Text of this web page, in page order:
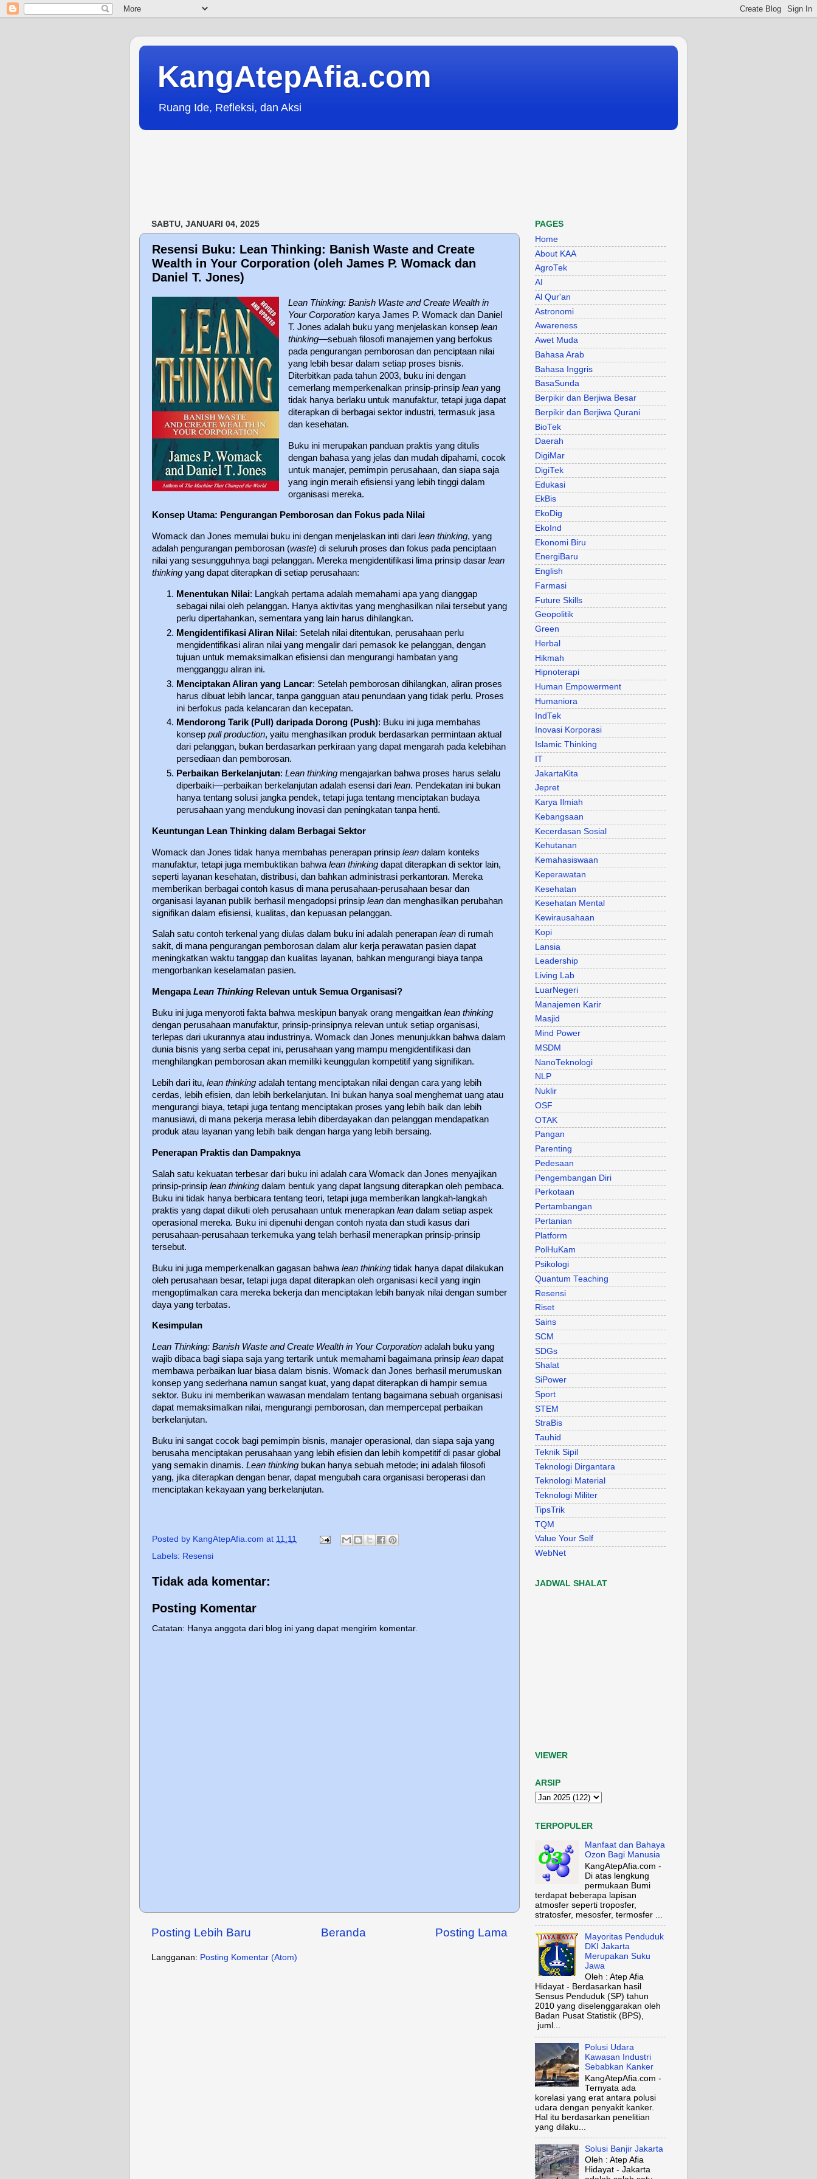
KangAtepAfia.com
Ruang Ide, Refleksi, dan Aksi
SABTU, JANUARI 04, 2025
Resensi Buku: Lean Thinking: Banish Waste and Create
Wealth in Your Corporation (oleh James P. Womack dan
Daniel T. Jones)
Lean Thinking: Banish Waste and Create Wealth in
Your Corporationkarya James P. Womack dan Daniel
T. Jones adalah buku yang menjelaskan konsep lean
thinking—sebuah filosofi manajemen yang berfokus
pada pengurangan pemborosan dan penciptaan nilai
yang lebih besar dalam setiap proses bisnis.
Diterbitkan pada tahun 2003, buku ini dengan
cemerlang memperkenalkan prinsip-prinsip leanyang
tidak hanya berlaku untuk manufaktur, tetapi juga dapat
diterapkan di berbagai sektor industri, termasuk jasa
dan kesehatan.
Buku ini merupakan panduan praktis yang ditulis
dengan bahasa yang jelas dan mudah dipahami, cocok
untuk manajer, pemimpin perusahaan, dan siapa saja
yang ingin meraih efisiensi yang lebih tinggi dalam
organisasi mereka.
Konsep Utama: Pengurangan Pemborosan dan Fokus pada Nilai
Womack dan Jones memulai buku ini dengan menjelaskan inti dari lean thinking, yang
adalah pengurangan pemborosan (waste) di seluruh proses dan fokus pada penciptaan
nilai yang sesungguhnya bagi pelanggan. Mereka mengidentifikasi lima prinsip dasar lean
thinking yang dapat diterapkan di setiap perusahaan:
Menentukan Nilai: Langkah pertama adalah memahami apa yang dianggap
sebagai nilai oleh pelanggan. Hanya aktivitas yang menghasilkan nilai tersebut yang
perlu dipertahankan, sementara yang lain harus dihilangkan.
Mengidentifikasi Aliran Nilai: Setelah nilai ditentukan, perusahaan perlu
mengidentifikasi aliran nilai yang mengalir dari pemasok ke pelanggan, dengan
tujuan untuk memaksimalkan efisiensi dan mengurangi hambatan yang
mengganggu aliran ini.
Menciptakan Aliran yang Lancar: Setelah pemborosan dihilangkan, aliran proses
harus dibuat lebih lancar, tanpa gangguan atau penundaan yang tidak perlu. Proses
ini berfokus pada kelancaran dan kecepatan.
Mendorong Tarik (Pull) daripada Dorong (Push): Buku ini juga membahas
konsep pull production, yaitu menghasilkan produk berdasarkan permintaan aktual
dari pelanggan, bukan berdasarkan perkiraan yang dapat mengarah pada kelebihan
persediaan dan pemborosan.
Perbaikan Berkelanjutan: Lean thinking mengajarkan bahwa proses harus selalu
diperbaiki—perbaikan berkelanjutan adalah esensi dari lean. Pendekatan ini bukan
hanya tentang solusi jangka pendek, tetapi juga tentang menciptakan budaya
perusahaan yang mendukung inovasi dan peningkatan tanpa henti.
Keuntungan Lean Thinking dalam Berbagai Sektor
Womack dan Jones tidak hanya membahas penerapan prinsip lean dalam konteks
manufaktur, tetapi juga membuktikan bahwa lean thinking dapat diterapkan di sektor lain,
seperti layanan kesehatan, distribusi, dan bahkan administrasi perkantoran. Mereka
memberikan berbagai contoh kasus di mana perusahaan-perusahaan besar dan
organisasi layanan publik berhasil mengadopsi prinsip lean dan menghasilkan perubahan
signifikan dalam efisiensi, kualitas, dan kepuasan pelanggan.
Salah satu contoh terkenal yang diulas dalam buku ini adalah penerapan lean di rumah
sakit, di mana pengurangan pemborosan dalam alur kerja perawatan pasien dapat
meningkatkan waktu tanggap dan kualitas layanan, bahkan mengurangi biaya tanpa
mengorbankan keselamatan pasien.
MengapaLean Thinking Relevan untuk Semua Organisasi?
Buku ini juga menyoroti fakta bahwa meskipun banyak orang mengaitkan lean thinking
dengan perusahaan manufaktur, prinsip-prinsipnya relevan untuk setiap organisasi,
terlepas dari ukurannya atau industrinya. Womack dan Jones menunjukkan bahwa dalam
dunia bisnis yang serba cepat ini, perusahaan yang mampu mengidentifikasi dan
menghilangkan pemborosan akan memiliki keunggulan kompetitif yang signifikan.
Lebih dari itu, lean thinking adalah tentang menciptakan nilai dengan cara yang lebih
cerdas, lebih efisien, dan lebih berkelanjutan. Ini bukan hanya soal menghemat uang atau
mengurangi biaya, tetapi juga tentang menciptakan proses yang lebih baik dan lebih
manusiawi, di mana pekerja merasa lebih diberdayakan dan pelanggan mendapatkan
produk atau layanan yang lebih baik dengan harga yang lebih bersaing.
Penerapan Praktis dan Dampaknya
Salah satu kekuatan terbesar dari buku ini adalah cara Womack dan Jones menyajikan
prinsip-prinsip lean thinking dalam bentuk yang dapat langsung diterapkan oleh pembaca.
Buku ini tidak hanya berbicara tentang teori, tetapi juga memberikan langkah-langkah
praktis yang dapat diikuti oleh perusahaan untuk menerapkan lean dalam setiap aspek
operasional mereka. Buku ini dipenuhi dengan contoh nyata dan studi kasus dari
perusahaan-perusahaan terkemuka yang telah berhasil menerapkan prinsip-prinsip
tersebut.
Buku ini juga memperkenalkan gagasan bahwa lean thinking tidak hanya dapat dilakukan
oleh perusahaan besar, tetapi juga dapat diterapkan oleh organisasi kecil yang ingin
mengoptimalkan cara mereka bekerja dan menciptakan lebih banyak nilai dengan sumber
daya yang terbatas.
Kesimpulan
Lean Thinking: Banish Waste and Create Wealth in Your Corporation adalah buku yang
wajib dibaca bagi siapa saja yang tertarik untuk memahami bagaimana prinsip lean dapat
membawa perbaikan luar biasa dalam bisnis. Womack dan Jones berhasil merumuskan
konsep yang sederhana namun sangat kuat, yang dapat diterapkan di hampir semua
sektor. Buku ini memberikan wawasan mendalam tentang bagaimana sebuah organisasi
dapat memaksimalkan nilai, mengurangi pemborosan, dan mempercepat perbaikan
berkelanjutan.
Buku ini sangat cocok bagi pemimpin bisnis, manajer operasional, dan siapa saja yang
berusaha menciptakan perusahaan yang lebih efisien dan lebih kompetitif di pasar global
yang semakin dinamis. Lean thinking bukan hanya sebuah metode; ini adalah filosofi
yang, jika diterapkan dengan benar, dapat mengubah cara organisasi beroperasi dan
menciptakan kekayaan yang berkelanjutan.
Posted by KangAtepAfia.com at 11:11
Labels: Resensi
Tidak ada komentar:
Posting Komentar
Catatan: Hanya anggota dari blog ini yang dapat mengirim komentar.
Posting Lebih Baru Posting Lama
Beranda
Langganan: Posting Komentar (Atom)
PAGES
Home
About KAA
AgroTek
AI
Al Qur'an
Astronomi
Awareness
Awet Muda
Bahasa Arab
Bahasa Inggris
BasaSunda
Berpikir dan Berjiwa Besar
Berpikir dan Berjiwa Qurani
BioTek
Daerah
DigiMar
DigiTek
Edukasi
EkBis
EkoDig
EkoInd
Ekonomi Biru
EnergiBaru
English
Farmasi
Future Skills
Geopolitik
Green
Herbal
Hikmah
Hipnoterapi
Human Empowerment
Humaniora
IndTek
Inovasi Korporasi
Islamic Thinking
IT
JakartaKita
Jepret
Karya Ilmiah
Kebangsaan
Kecerdasan Sosial
Kehutanan
Kemahasiswaan
Keperawatan
Kesehatan
Kesehatan Mental
Kewirausahaan
Kopi
Lansia
Leadership
Living Lab
LuarNegeri
Manajemen Karir
Masjid
Mind Power
MSDM
NanoTeknologi
NLP
Nuklir
OSF
OTAK
Pangan
Parenting
Pedesaan
Pengembangan Diri
Perkotaan
Pertambangan
Pertanian
Platform
PolHuKam
Psikologi
Quantum Teaching
Resensi
Riset
Sains
SCM
SDGs
Shalat
SiPower
Sport
STEM
StraBis
Tauhid
Teknik Sipil
Teknologi Dirgantara
Teknologi Material
Teknologi Militer
TipsTrik
TQM
Value Your Self
WebNet
JADWAL SHALAT
VIEWER
ARSIP
TERPOPULER
Manfaat dan Bahaya
Ozon Bagi Manusia
KangAtepAfia.com -
Di atas lengkung
permukaan Bumi
terdapat beberapa lapisan
atmosfer seperti troposfer,
stratosfer, mesosfer, termosfer ...
Mayoritas Penduduk
DKI Jakarta
Merupakan Suku
Jawa
Oleh : Atep Afia
Hidayat - Berdasarkan hasil
Sensus Penduduk (SP) tahun
2010 yang diselenggarakan oleh
Badan Pusat Statistik (BPS),
juml...
Polusi Udara
Kawasan Industri
Sebabkan Kanker
KangAtepAfia.com -
Ternyata ada
korelasi yang erat antara polusi
udara dengan penyakit kanker.
Hal itu berdasarkan penelitian
yang dilaku...
Solusi Banjir Jakarta
Oleh : Atep Afia
Hidayat - Jakarta